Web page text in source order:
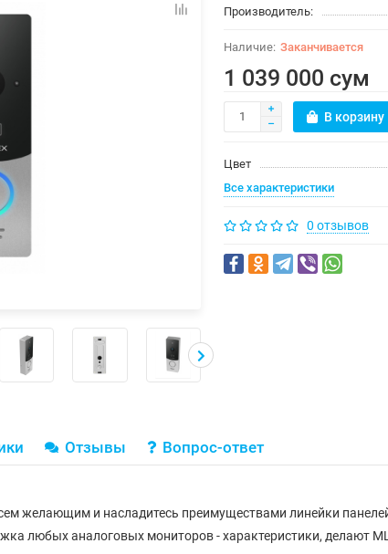
Производитель:
Заканчивается
1 039 000 сум
В корзину
Цвет
Все характеристики
0 отзывов
Отзывы Вопрос-ответ
желающим и насладитесь преимуществами линейки
любых аналоговых мониторов - характеристики, делают